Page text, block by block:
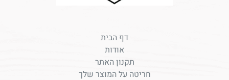
דף הבית
אודות
תקנון האתר
חריטה על המוצר שלך